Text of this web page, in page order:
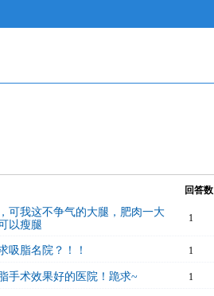
回答数
可我这不争气的大腿，肥肉一大
以瘦腿
1
吸脂名院？！！ 1
手术效果好的医院！跪求~ 1